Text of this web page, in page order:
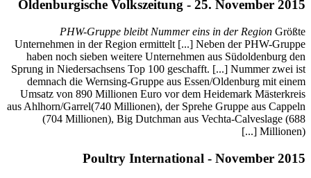
haben
Sprung in
Umsatz
aus